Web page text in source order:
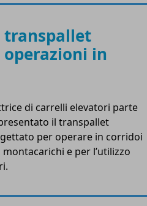
transpallet
in
di carrelli elevatori parte
il transpallet
per operare in corridoi
e per l’utilizzo